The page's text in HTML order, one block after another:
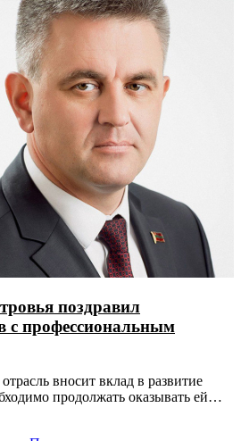
поздравил
с профессиональным
вносит вклад в развитие
продолжать оказывать ей